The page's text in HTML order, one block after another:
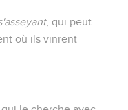
, qui peut
où ils vinrent